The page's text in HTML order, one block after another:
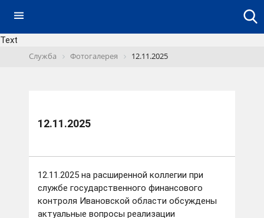
Text
Служба
Фотогалерея 12.11.2025
12.11.2025
12.11.2025 на расширенной коллегии при
службе государственного финансового
контроля Ивановской области обсуждены
актуальные вопросы реализации